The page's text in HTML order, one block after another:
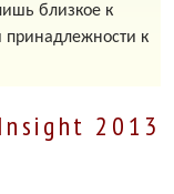
близкое к
принадлежности к
2013